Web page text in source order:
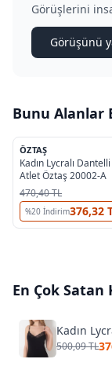
Görüşlerini
Görüşünü
Bunu Alanlar
%25
ÖZTAŞ
Kadın Lycralı Dantelli
Atlet Öztaş 20002-A
470,40 TL
%20 İndirim376,32
En Çok Satan
500,09 TL